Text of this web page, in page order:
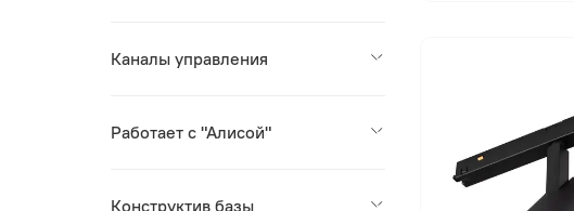
Каналы управления
Работает с "Алисой"
Конструктив базы